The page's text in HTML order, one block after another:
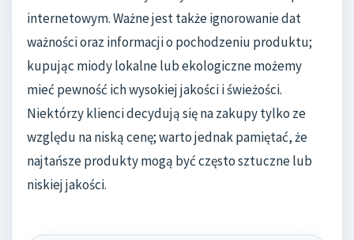
internetowym. Ważne jest także ignorowanie dat
ważności oraz informacji o pochodzeniu produktu;
kupując miody lokalne lub ekologiczne możemy
mieć pewność ich wysokiej jakości i świeżości.
Niektórzy klienci decydują się na zakupy tylko ze
względu na niską cenę; warto jednak pamiętać, że
najtańsze produkty mogą być często sztuczne lub
niskiej jakości.